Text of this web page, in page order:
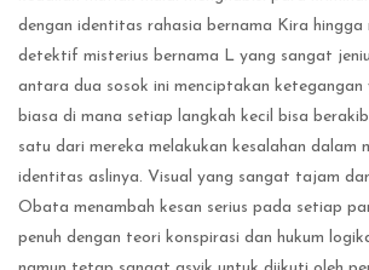
dengan identitas rahasia bernama Kira hingga
detektif misterius bernama L yang sangat
antara dua sosok ini menciptakan
biasa di mana setiap langkah kecil bisa
satu dari mereka melakukan kesalahan dalam
identitas aslinya. Visual yang sangat tajam
Obata menambah kesan serius pada setiap
penuh dengan teori konspirasi dan hukum